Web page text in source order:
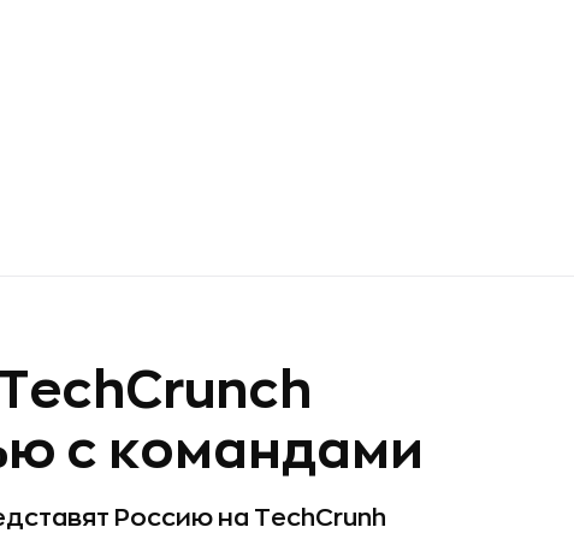
с командами
Россию на TechCrunh